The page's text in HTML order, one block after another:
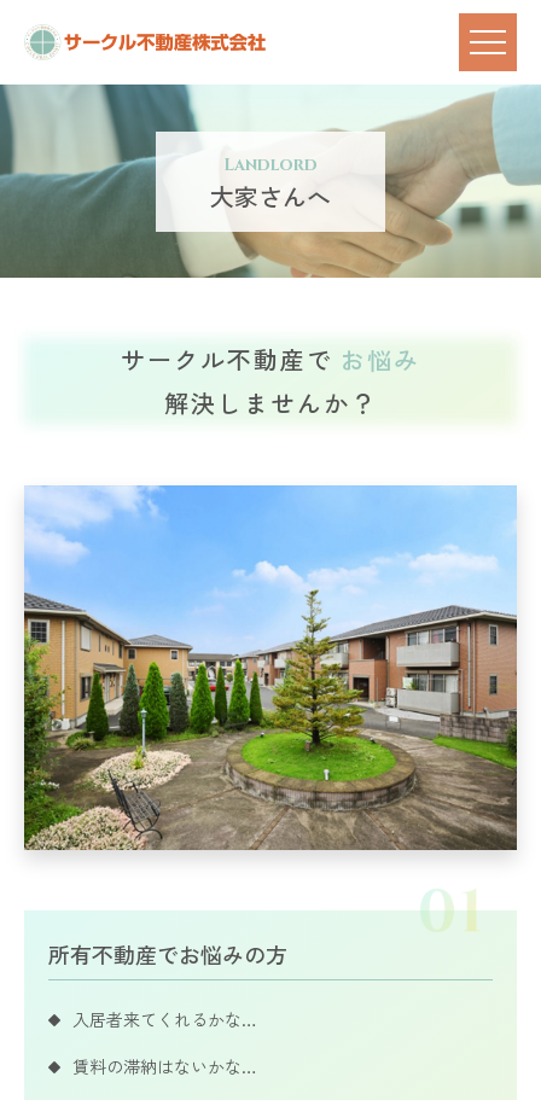
Landlord
大家さんへ
サークル不動産で お悩み
解決しませんか？
所有不動産でお悩みの方
入居者来てくれるかな…
賃料の滞納はないかな…